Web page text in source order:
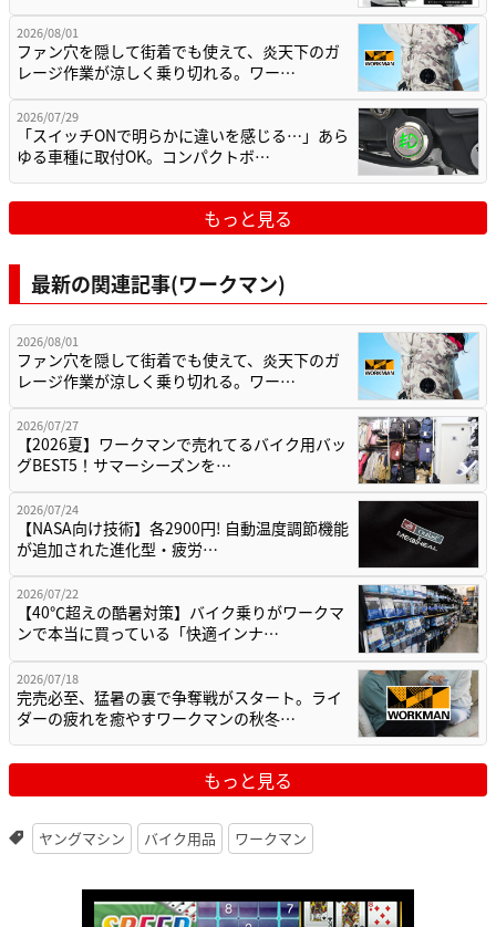
2026/08/01
ファン穴を隠して街着でも使えて、炎天下のガ
レージ作業が涼しく乗り切れる。ワー…
2026/07/29
「スイッチONで明らかに違いを感じる…」あら
ゆる車種に取付OK。コンパクトボ…
もっと見る
最新の関連記事(ワークマン)
2026/08/01
ファン穴を隠して街着でも使えて、炎天下のガ
レージ作業が涼しく乗り切れる。ワー…
2026/07/27
【2026夏】ワークマンで売れてるバイク用バッ
グBEST5！サマーシーズンを…
2026/07/24
【NASA向け技術】各2900円! 自動温度調節機能
が追加された進化型・疲労…
2026/07/22
【40℃超えの酷暑対策】バイク乗りがワークマ
ンで本当に買っている「快適インナ…
2026/07/18
完売必至、猛暑の裏で争奪戦がスタート。ライ
ダーの疲れを癒やすワークマンの秋冬…
もっと見る
ヤングマシン バイク用品 ワークマン